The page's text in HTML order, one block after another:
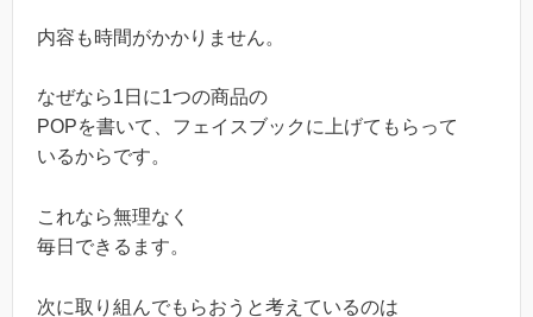
内容も時間がかかりません。
なぜなら1日に1つの商品の
POPを書いて、フェイスブックに上げてもらって
いるからです。
これなら無理なく
毎日できるます。
次に取り組んでもらおうと考えているのは